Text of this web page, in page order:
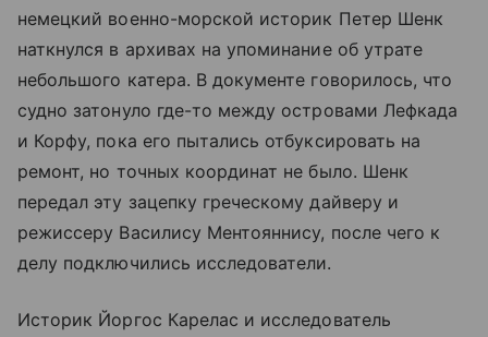
немецкий военно-морской историк Петер Шенк
наткнулся в архивах на упоминание об утрате
небольшого катера. В документе говорилось, что
судно затонуло где-то между островами Лефкада
и Корфу, пока его пытались отбуксировать на
ремонт, но точных координат не было. Шенк
передал эту зацепку греческому дайверу и
режиссеру Василису Ментояннису, после чего к
делу подключились исследователи.
Историк Йоргос Карелас и исследователь